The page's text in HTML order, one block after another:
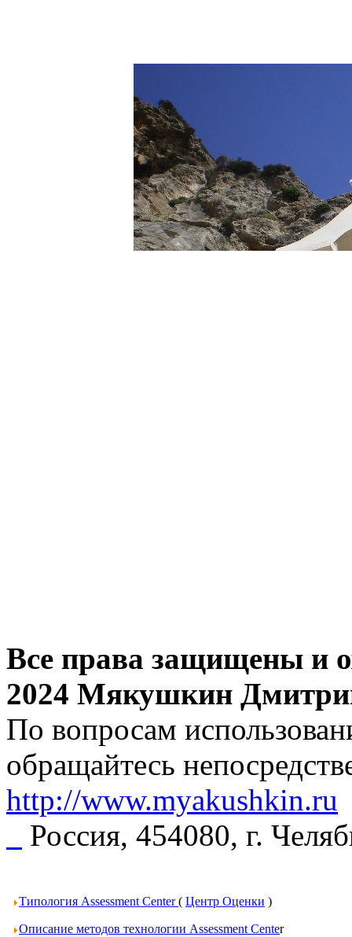
Все права защищены и
2024 Мякушкин
По вопросам
обращайтесь
http://www.myakushkin.ru
Россия, 454080, г.
Типология Assessment Center( Центр Оценки )
Описание методов технологии Assessment Center